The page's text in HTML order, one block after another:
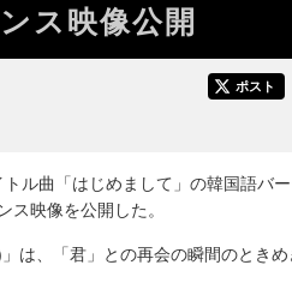
ス映像公開
ポスト
ル曲「はじめまして」の韓国語バ
映像を公開した。
、「君」との再会の瞬間のときめ